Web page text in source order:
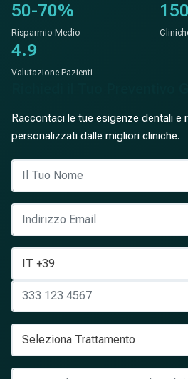
50-70%
Risparmio Medio
4.9
Valutazione Pazienti
Raccontaci le tue esigenze dentali e
personalizzati dalle migliori cliniche.